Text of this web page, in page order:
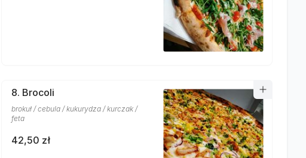
8. Brocoli
brokuł / cebula / kukurydza / kurczak /
feta
42,50 zł